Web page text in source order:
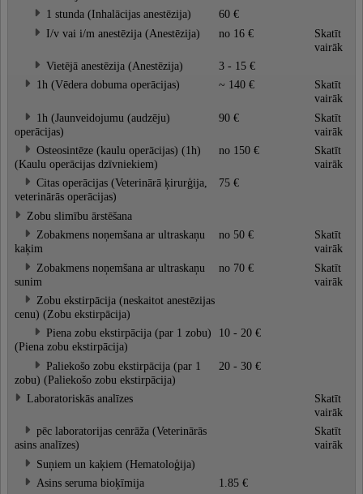
1 stunda (Inhalācijas anestēzija)
60 €
I/v vai i/m anestēzija (Anestēzija)
no 16 €
Skatīt
vairāk
Vietējā anestēzija (Anestēzija)
3 - 15 €
1h (Vēdera dobuma operācijas)
~ 140 €
Skatīt
vairāk
1h (Jaunveidojumu (audzēju)
operācijas)
90 €
Skatīt
vairāk
Osteosintēze (kaulu operācijas) (1h)
(Kaulu operācijas dzīvniekiem)
no 150 €
Skatīt
vairāk
Citas operācijas (Veterinārā ķirurģija,
veterinārās operācijas)
75 €
Zobu slimību ārstēšana
Zobakmens noņemšana ar ultraskaņu
kaķim
no 50 €
Skatīt
vairāk
Zobakmens noņemšana ar ultraskaņu
sunim
no 70 €
Skatīt
vairāk
Zobu ekstirpācija (neskaitot anestēzijas
cenu) (Zobu ekstirpācija)
Piena zobu ekstirpācija (par 1 zobu)
(Piena zobu ekstirpācija)
10 - 20 €
Paliekošo zobu ekstirpācija (par 1
zobu) (Paliekošo zobu ekstirpācija)
20 - 30 €
Laboratoriskās analīzes
Skatīt
vairāk
pēc laboratorijas cenrāža (Veterinārās
asins analīzes)
Skatīt
vairāk
Suņiem un kaķiem (Hematoloģija)
Asins seruma bioķīmija
1.85 €